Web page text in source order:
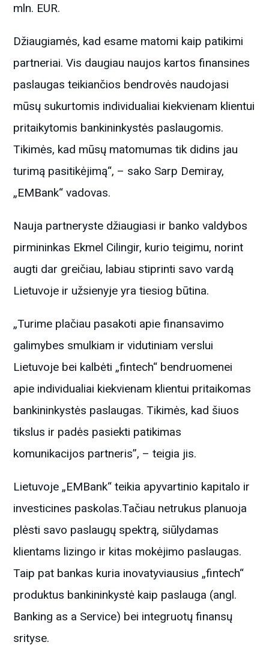
mln. EUR.
Džiaugiamės, kad esame matomi kaip patikimi
partneriai. Vis daugiau naujos kartos finansines
paslaugas teikiančios bendrovės naudojasi
mūsų sukurtomis individualiai kiekvienam klientui
pritaikytomis bankininkystės paslaugomis.
Tikimės, kad mūsų matomumas tik didins jau
turimą pasitikėjimą“, – sako Sarp Demiray,
„EMBank“ vadovas.
Nauja partneryste džiaugiasi ir banko valdybos
pirmininkas Ekmel Cilingir, kurio teigimu, norint
augti dar greičiau, labiau stiprinti savo vardą
Lietuvoje ir užsienyje yra tiesiog būtina.
„Turime plačiau pasakoti apie finansavimo
galimybes smulkiam ir vidutiniam verslui
Lietuvoje bei kalbėti „fintech“ bendruomenei
apie individualiai kiekvienam klientui pritaikomas
bankininkystės paslaugas. Tikimės, kad šiuos
tikslus ir padės pasiekti patikimas
komunikacijos partneris”, – teigia jis.
Lietuvoje „EMBank“ teikia apyvartinio kapitalo ir
investicines paskolas.Tačiau netrukus planuoja
plėsti savo paslaugų spektrą, siūlydamas
klientams lizingo ir kitas mokėjimo paslaugas.
Taip pat bankas kuria inovatyviausius „fintech“
produktus bankininkystė kaip paslauga (angl.
Banking as a Service) bei integruotų finansų
srityse.